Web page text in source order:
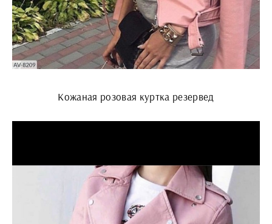
Кожаная розовая куртка резервед